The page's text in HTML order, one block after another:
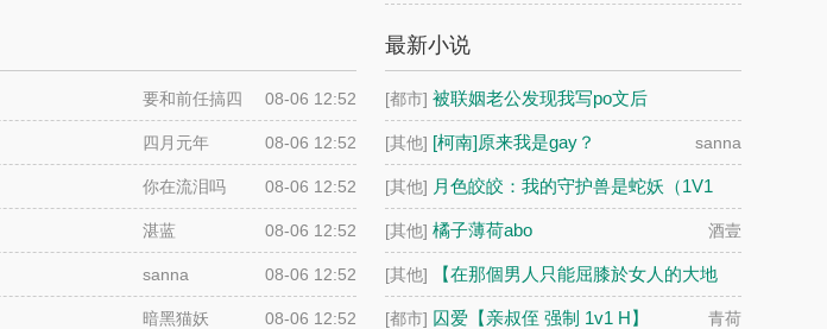
最新小说
[都市] 被联姻老公发现我写po文后
[其他] [柯南]原来我是gay？ sanna
[其他] 月色皎皎：我的守护兽是蛇妖（1V1
h）
暗黑猫妖
[其他] 橘子薄荷abo 酒壹
[其他]
【在那個男人只能屈膝於女人的大地
上】
小怪兽
[都市] 囚爱【亲叔侄 强制 1v1 H】 青荷
08-06 12:52
要和前任搞四
爱
08-06 12:52
四月元年
08-06 12:52
你在流泪吗
08-06 12:52
湛蓝
08-06 12:52
sanna
08-06 12:52
暗黑猫妖